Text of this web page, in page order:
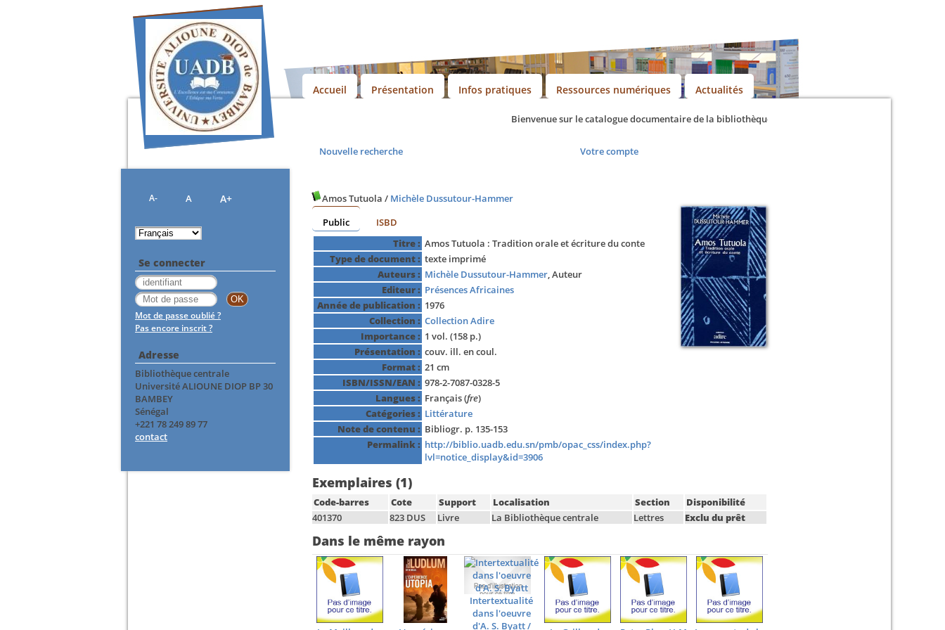
Bienvenue sur le catalogue documentaire de la bibliothèque universitaire
Nouvelle recherche Votre compte
Amos Tutuola / Michèle Dussutour-Hammer
Public
ISBD
Titre : Amos Tutuola : Tradition orale et écriture du conte
Type de document : texte imprimé
Auteurs : Michèle Dussutour-Hammer, Auteur
Editeur : Présences Africaines
Année de publication : 1976
Collection : Collection Adire
Importance : 1 vol. (158 p.)
Présentation : couv. ill. en coul.
Format : 21 cm
ISBN/ISSN/EAN : 978-2-7087-0328-5
Langues : Français (fre)
Catégories : Littérature
Note de contenu : Bibliogr. p. 135-153
Permalink : http://biblio.uadb.edu.sn/pmb/opac_css/index.php?
lvl=notice_display&id=3906
Exemplaires (1)
Code-barres Cote Support Localisation Section
Disponibilité
401370
823 DUS Livre La Bibliothèque centrale Lettres Exclu du prêt
Dans le même rayon
Intertextualité
dans l'oeuvre
d'A. S. Byatt/
Accueil Présentation Infos pratiques Ressources numériques Actualités
A- A A+
Se connecter
Mot de passe oublié ?
Pas encore inscrit ?
Adresse
Bibliothèque centrale
Université ALIOUNE DIOP BP 30
BAMBEY
Sénégal
+221 78 249 89 77
contact